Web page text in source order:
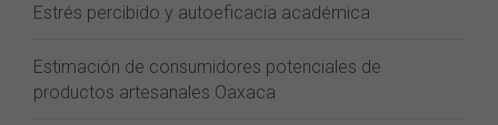
Estrés percibido y autoeficacia académica
Estimación de consumidores potenciales de
productos artesanales Oaxaca